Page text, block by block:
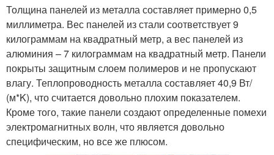
Толщина панелей из металла составляет примерно 0,5
миллиметра. Вес панелей из стали соответствует 9
килограммам на квадратный метр, а вес панелей из
алюминия – 7 килограммам на квадратный метр. Панели
покрыты защитным слоем полимеров и не пропускают
влагу. Теплопроводность металла составляет 40,9 Вт/
(м*K), что считается довольно плохим показателем.
Кроме того, такие панели создают определенные помехи
электромагнитных волн, что является довольно
специфическим, но все же плюсом.